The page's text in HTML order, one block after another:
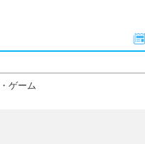
ゲーム